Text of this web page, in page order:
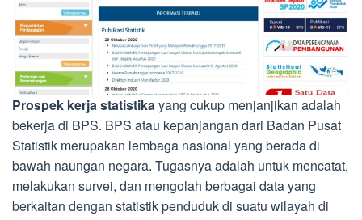
Prospek kerja statistikayang cukup menjanjikan adalah
bekerja di BPS. BPS atau kepanjangan dari Badan Pusat
Statistik merupakan lembaga nasional yang berada di
bawah naungan negara. Tugasnya adalah untuk mencatat,
melakukan survei, dan mengolah berbagai data yang
berkaitan dengan statistik penduduk di suatu wilayah di